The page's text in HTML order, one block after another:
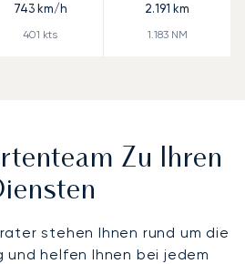
743km/h
401 kts
2.191 km
1.183NM
Zu Ihren
stehen Ihnen rund um die
und helfen Ihnen bei jedem